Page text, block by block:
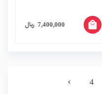
7,400,000 ریال local_mall
4
navigate_next